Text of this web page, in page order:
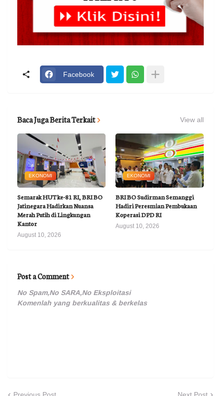
Facebook
Baca Juga Berita Terkait View all
EKONOMI
Semarak HUT ke-81 RI, BRI BO
Jatinegara Hadirkan Nuansa
Merah Putih di Lingkungan
Kantor
August 10, 2026
EKONOMI
BRI BO Sudirman Semanggi
Hadiri Peresmian Pembukaan
Koperasi DPD RI
August 10, 2026
Post a Comment
No Spam,No SARA,No Eksploitasi
Komenlah yang berkualitas & berkelas